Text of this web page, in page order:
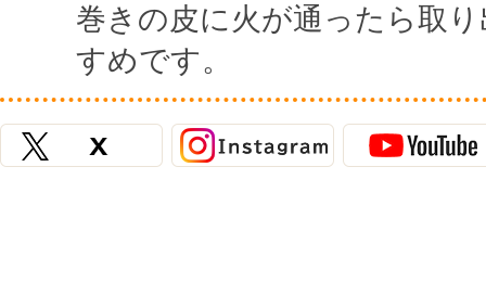
巻きの皮に火が通ったら取
すめです。